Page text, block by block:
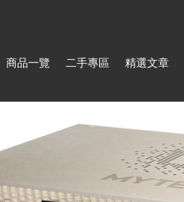
商品一覽 二手專區 精選文章